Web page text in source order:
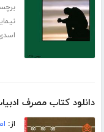
دانلود کتاب مصرف
از: